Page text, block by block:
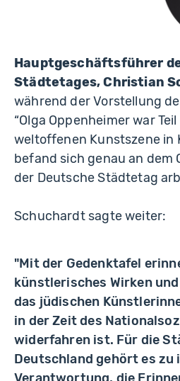
Hauptgeschäftsführer
Städtetages, Christian
während der Vorstellung
“Olga Oppenheimer war
weltoffenen Kunstszene in
befand sich genau an dem
der Deutsche Städtetag
Schuchardt sagte weiter:
"Mit der Gedenktafel
künstlerisches Wirken
das jüdischen
in der Zeit des
widerfahren ist. Für die
Deutschland gehört es zu